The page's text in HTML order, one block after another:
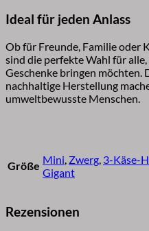
Ideal für jeden Anlass
Ob für Freunde, Familie oder
sind die perfekte Wahl für
Geschenke bringen möchten.
nachhaltige Herstellung
umweltbewusste Menschen.
Größe Mini Zwerg 3-Käse-
Gigant
Rezensionen